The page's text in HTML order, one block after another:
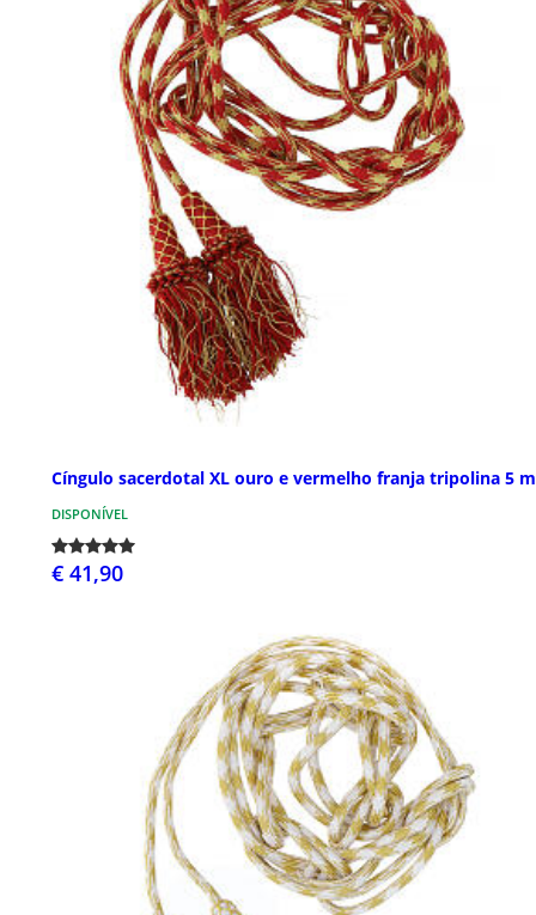
Cíngulo sacerdotal XL ouro e vermelho franja tripolina 5 m
DISPONÍVEL
€ 41,90